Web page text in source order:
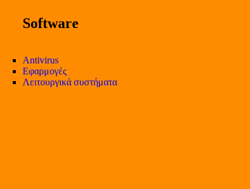
Software
Antivirus
Εφαρμογές
Λειτουργικά συστήματα